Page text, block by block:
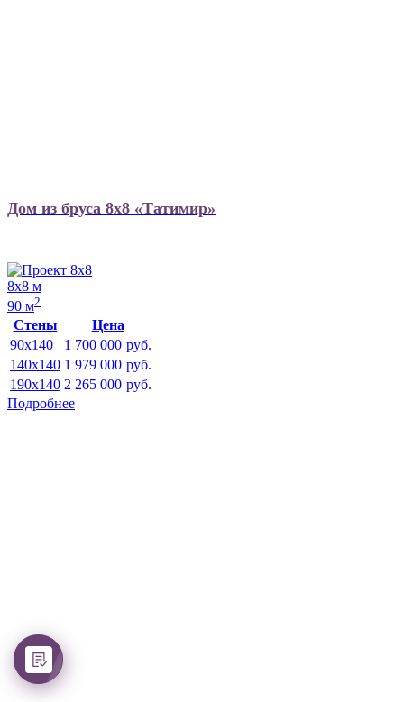
Дом из бруса 8х8 «Татимир»
8х8 м
90 м2
Стены
Цена
90x140
1 700 000 руб.
140x140 1 979 000 руб.
190x140 2 265 000 руб.
Подробнее